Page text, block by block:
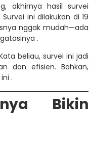
akhirnya hasil survei
Survei ini dilakukan di 19
nggak mudah—ada
.
beliau, survei ini jadi
dan efisien. Bahkan,
.
Bikin